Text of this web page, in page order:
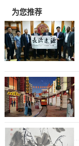
为您推荐